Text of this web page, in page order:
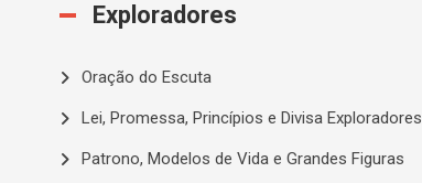
Exploradores
Oração do Escuta
Lei, Promessa, Princípios e Divisa Exploradores
Patrono, Modelos de Vida e Grandes Figuras